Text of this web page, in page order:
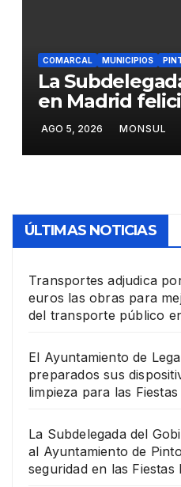
COMARCAL MUNICIPIOS
La
en Madrid
Ayuntamiento
su dispositivo
en las Fiestas
AGO 5, 2026 MONSUL
ÚLTIMAS NOTICIAS
Transportes adjudica
euros las obras para
del transporte público
El Ayuntamiento de
preparados sus
limpieza para las
La Subdelegada del
al Ayuntamiento de
seguridad en las Fiestas